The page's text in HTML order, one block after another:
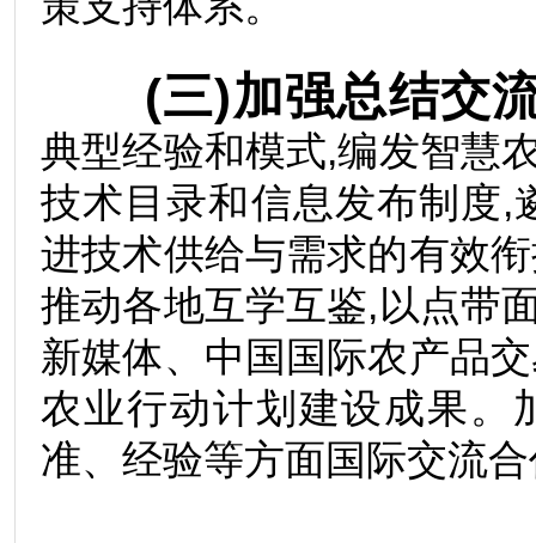
(三)加强总结交
典型经验和模式,编发智慧
技术目录和信息发布制度,
进技术供给与需求的有效
推动各地互学互鉴,以点带
新媒体、中国国际农产品
农业行动计划建设成果。
准、经验等方面国际交流